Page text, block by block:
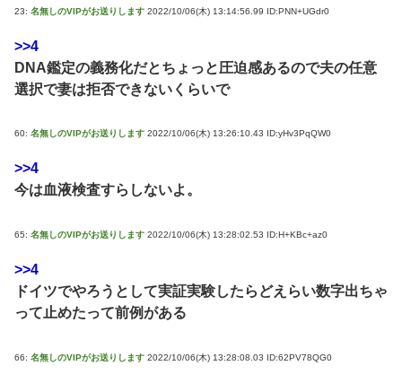
23: 名無しのVIPがお送りします 2022/10/06(木) 13:14:56.99 ID:PNN+UGdr0
>>4
DNA鑑定の義務化だとちょっと圧迫感あるので夫の任意
選択で妻は拒否できないくらいで
60: 名無しのVIPがお送りします 2022/10/06(木) 13:26:10.43 ID:yHv3PqQW0
>>4
今は血液検査すらしないよ。
65: 名無しのVIPがお送りします 2022/10/06(木) 13:28:02.53 ID:H+KBc+az0
>>4
ドイツでやろうとして実証実験したらどえらい数字出ちゃ
って止めたって前例がある
66: 名無しのVIPがお送りします 2022/10/06(木) 13:28:08.03 ID:62PV78QG0